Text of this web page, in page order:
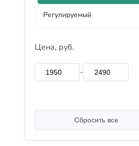
Регулируемый
Цена, руб.
-
Сбросить все